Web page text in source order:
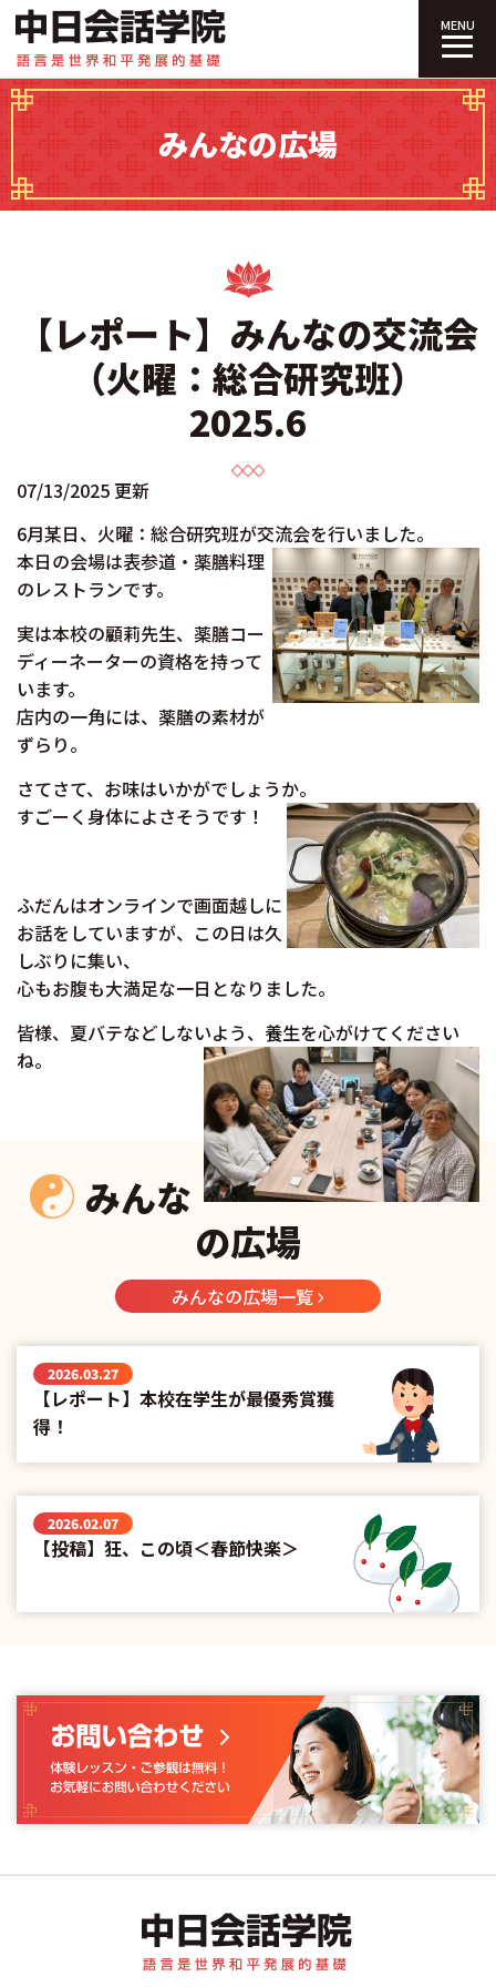
中日会話学院
MENU
みんなの広場
【レポート】みんなの交流会
（火曜：総合研究班）
2025.6
07/13/2025 更新
6月某日、火曜：総合研究班が交流会を行いました。
本日の会場は表参道・薬膳料理
のレストランです。
実は本校の顧莉先生、薬膳コー
ディーネーターの資格を持って
います。
店内の一角には、薬膳の素材が
ずらり。
さてさて、お味はいかがでしょうか。
すごーく身体によさそうです！
ふだんはオンラインで画面越しに
お話をしていますが、この日は久
しぶりに集い、
心もお腹も大満足な一日となりました。
皆様、夏バテなどしないよう、養生を心がけてください
ね。
みんな
の広場
みんなの広場一覧
2026.03.27
【レポート】本校在学生が最優秀賞獲
得！
2026.02.07
【投稿】狂、この頃＜春節快楽＞